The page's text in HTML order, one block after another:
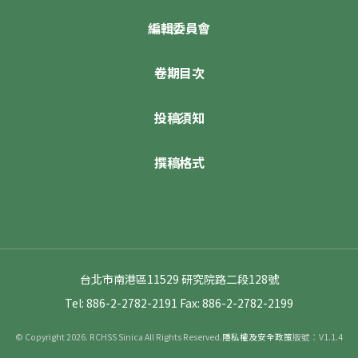
編輯委員會
卷期目次
投稿須知
撰稿格式
台北市南港區11529 研究院路二段128號
Tel: 886-2-2782-2191 Fax: 886-2-2782-2199
© Copyright 2026. RCHSS Sinica All Rights Reserved.隱私權及安全政策版號：V1.1.4